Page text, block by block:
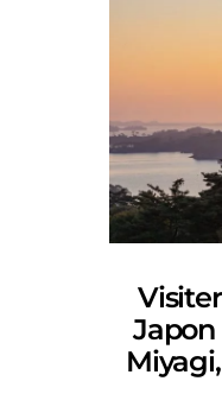
Japon